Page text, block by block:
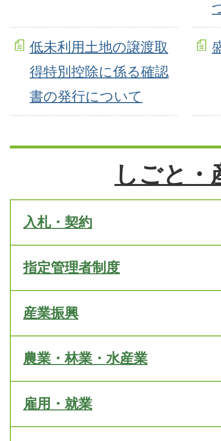
低未利用土地の譲渡取
得特別控除に係る確認
書の発行について
しごと・
入札・契約
指定管理者制度
産業振興
農業・林業・水産業
雇用・就業